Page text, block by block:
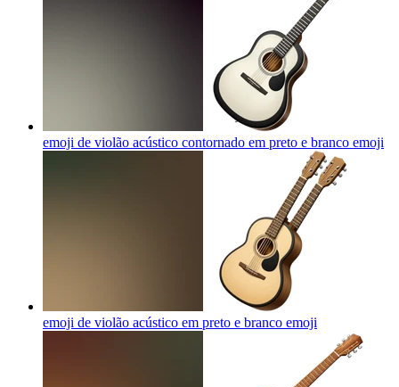
emoji de violão acústico contornado em preto e branco emoji
emoji de violão acústico em preto e branco emoji